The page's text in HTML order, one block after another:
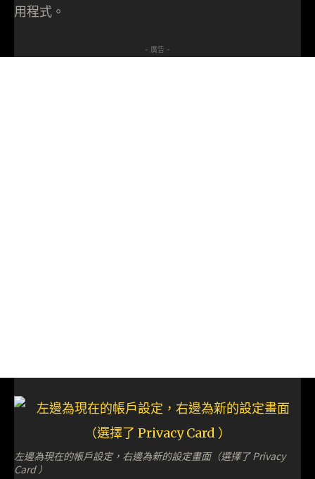
用程式。
- 廣告 -
左邊為現在的帳戶設定，右邊為新的設定畫面（選擇了 Privacy
Card ）